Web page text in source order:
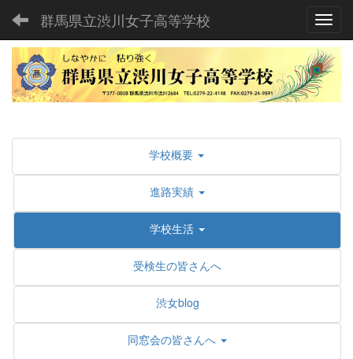
群馬県立渋川女子高等学校
学校概要
進路実績
学校生活
受検生の皆さんへ
渋女blog
同窓会の皆さんへ